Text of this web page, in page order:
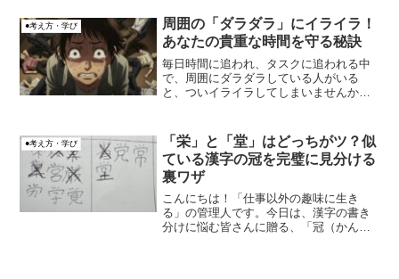
●考え方・学び
周囲の「ダラダラ」にイライラ！
あなたの貴重な時間を守る秘訣
毎日時間に追われ、タスクに追われる中
で、周囲にダラダラしている人がいる
と、ついイライラしてしまいませんか？
と感じる瞬間は少なくないはず。この記
事では、そんなあなたの悩...
●考え方・学び
「栄」と「堂」はどっちがツ？似
ている漢字の冠を完璧に見分ける
裏ワザ
こんにちは！「仕事以外の趣味に生き
る」の管理人です。今日は、漢字の書き
分けに悩む皆さんに贈る、「冠（かんむ